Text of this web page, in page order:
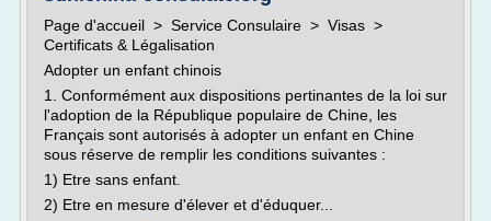
Page d'accueil > Service Consulaire > Visas >
Certificats & Légalisation
Adopter un enfant chinois
1. Conformément aux dispositions pertinantes de la loi sur
l'adoption de la République populaire de Chine, les
Français sont autorisés à adopter un enfant en Chine
sous réserve de remplir les conditions suivantes :
1) Etre sans enfant.
2) Etre en mesure d'élever et d'éduquer...